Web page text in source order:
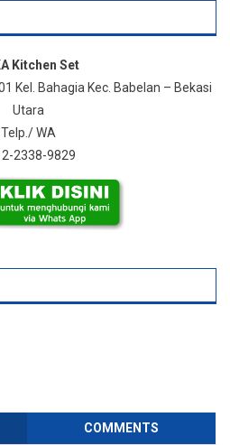
Kitchen Set
Kel. Bahagia Kec. Babelan – Bekasi
Utara
Telp./ WA
2338-9829
COMMENTS